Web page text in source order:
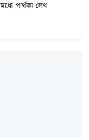
পার্থক্য লেখ